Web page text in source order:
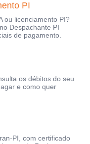
PI
ou licenciamento PI?
Despachante PI
de pagamento.
os débitos do seu
e como quer
PI, com certificado